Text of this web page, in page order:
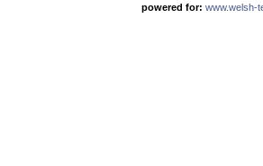
powered for: www.welsh-